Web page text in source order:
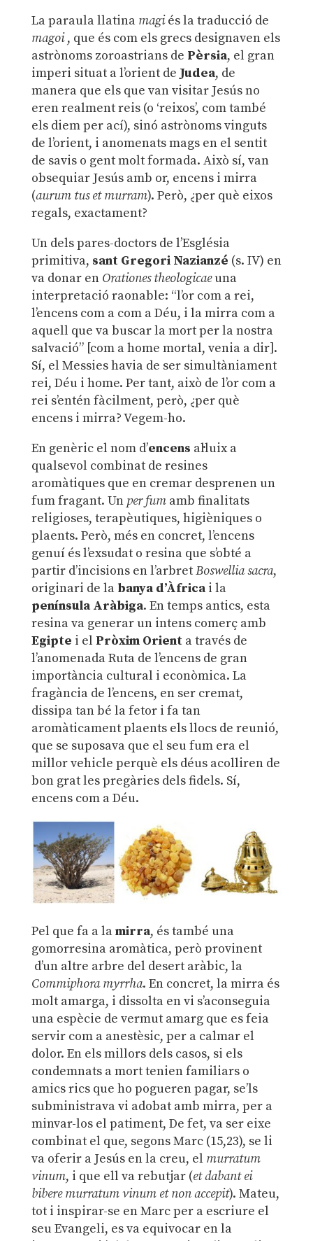
La paraula llatina magiés la traducció de
magoi, que és com els grecs designaven els
astrònoms zoroastrians de Pèrsia, el gran
imperi situat a l’orient de Judea, de
manera que els que van visitar Jesús no
eren realment reis (o ‘reixos’, com també
els diem per ací), sinó astrònoms vinguts
de l’orient, i anomenats mags en el sentit
de savis o gent molt formada. Això sí, van
obsequiar Jesús amb or, encens i mirra
(aurum tus et murram). Però, ¿per què eixos
regals, exactament?
Un dels pares-doctors de l’Església
primitiva, sant Gregori Nazianzé (s. IV) en
va donar en Orationes theologicaeuna
interpretació raonable: “l’or com a rei,
l’encens com a com a Déu, i la mirra com a
aquell que va buscar la mort per la nostra
salvació” [com a home mortal, venia a dir].
Sí, el Messies havia de ser simultàniament
rei, Déu i home. Per tant, això de l’or com a
rei s’entén fàcilment, però, ¿per què
encens i mirra? Vegem-ho.
En genèric el nom d’encens al·luix a
qualsevol combinat de resines
aromàtiques que en cremar desprenen un
fum fragant. Un per fumamb finalitats
religioses, terapèutiques, higièniques o
plaents. Però, més en concret, l’encens
genuí és l’exsudat o resina que s’obté a
partir d’incisions en l’arbretBoswellia sacra,
originari de labanya d’Àfricai la
península Aràbiga. En temps antics, esta
resina va generar un intens comerç amb
Egipte i el Pròxim Orienta través de
l’anomenada Ruta de l’encens de gran
importància cultural i econòmica. La
fragància de l’encens, en ser cremat,
dissipa tan bé la fetor i fa tan
aromàticament plaents els llocs de reunió,
que se suposava que el seu fum era el
millor vehicle perquè els déus acolliren de
bon grat les pregàries dels fidels. Sí,
encens com a Déu.
Pel que fa a lamirra, és també una
gomorresina aromàtica, però provinent
d’un altre arbre del desert aràbic, la
Commiphora myrrha. En concret, la mirra és
molt amarga, i dissolta en vi s’aconseguia
una espècie de vermut amarg que es feia
servir com a anestèsic, per a calmar el
dolor. En els millors dels casos, si els
condemnats a mort tenien familiars o
amics rics que ho pogueren pagar, se’ls
subministrava vi adobat amb mirra, per a
minvar-los el patiment, De fet, va ser eixe
combinat el que, segons Marc (15,23), se li
va oferir a Jesús en la creu, el murratum
vinum, i que ell va rebutjar (et dabant ei
bibere murratum vinum et non accepit). Mateu,
tot i inspirar-se en Marc per a escriure el
seu Evangeli, es va equivocar en la